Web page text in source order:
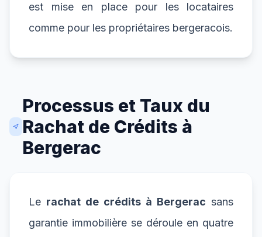
est mise en place pour les locataires
comme pour les propriétaires bergeracois.
Processus et Taux du
Rachat de Crédits à
Bergerac
Le rachat de crédits à Bergerac sans
garantie immobilière se déroule en quatre